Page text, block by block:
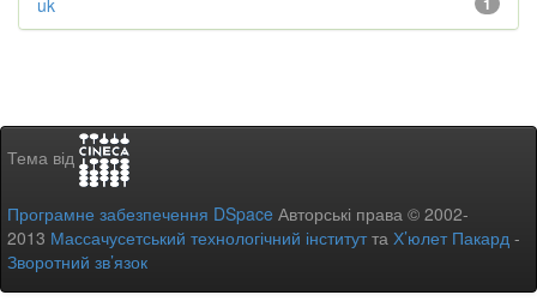
uk
Тема від
Програмне забезпечення DSpace Авторські права © 2002-
2013 Массачусетський технологічний інститутта Х’юлет Пакард -
Зворотний зв’язок